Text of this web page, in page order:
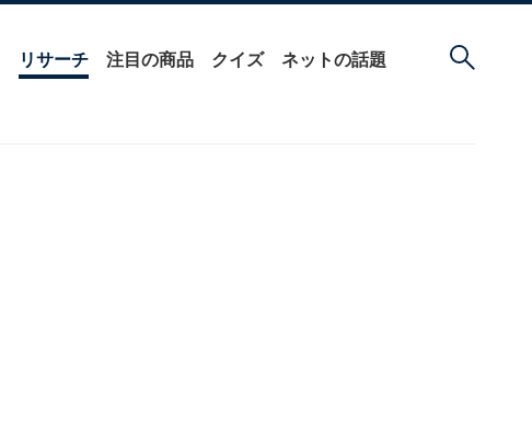
リサーチ 注目の商品 クイズ ネットの話題